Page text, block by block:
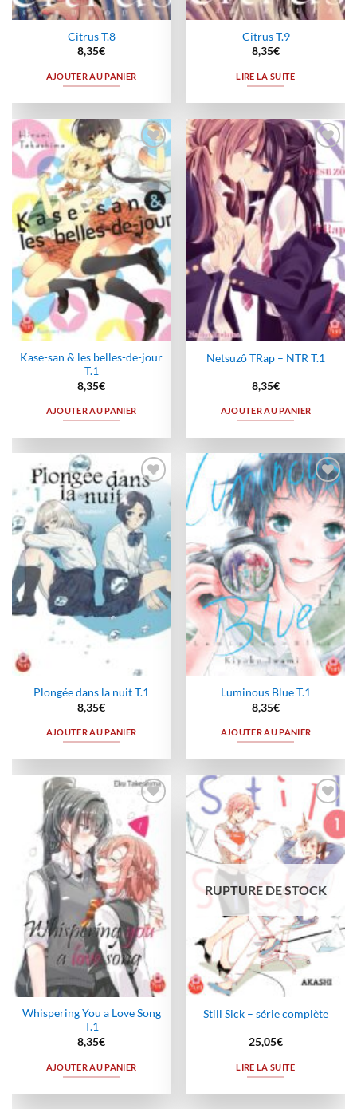
Citrus T.8
8,35€
AJOUTER AU PANIER
Citrus T.9
8,35€
LIRE LA SUITE
Ajouter
à la
wishlist
Kase-san & les belles-de-jour
T.1
8,35€
AJOUTER AU PANIER
Ajouter
à la
wishlist
Netsuzô TRap – NTR T.1
8,35€
AJOUTER AU PANIER
Ajouter
à la
wishlist
Plongée dans la nuit T.1
8,35€
AJOUTER AU PANIER
Ajouter
à la
wishlist
Luminous Blue T.1
8,35€
AJOUTER AU PANIER
Ajouter
à la
wishlist
Whispering You a Love Song
T.1
8,35€
AJOUTER AU PANIER
Ajouter
à la
wishlist
RUPTURE DE STOCK
Still Sick – série complète
25,05€
LIRE LA SUITE